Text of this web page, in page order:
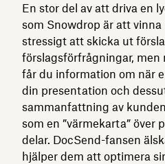
En stor del av att driva en
som Snowdrop är att
stressigt att skicka ut
förslagsförfrågningar, men
får du information om när
din presentation och
sammanfattning av
som en ”värmekarta” över
delar. DocSend-fansen
hjälper dem att optimera